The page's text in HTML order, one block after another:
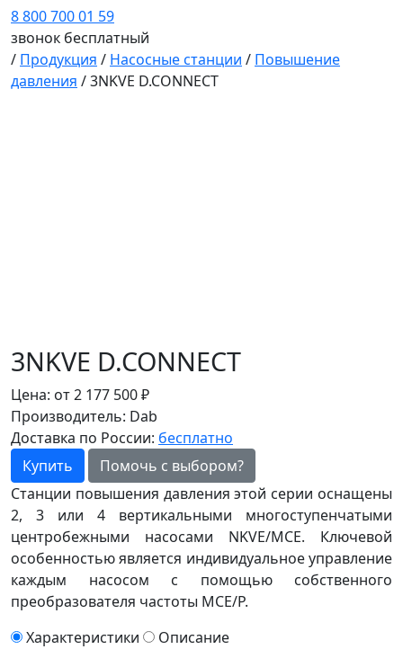
8 800 700 01 59
звонок бесплатный
/ Продукция / Насосные станции / Повышение
давления /3NKVE D.CONNECT
3NKVE D.CONNECT
Цена: от2 177 500₽
Производитель: Dab
Доставка по России: бесплатно
Купить
Помочь с выбором?
Станции повышения давления этой серии оснащены
2, 3 или 4 вертикальными многоступенчатыми
центробежными насосами NKVE/MCE. Ключевой
особенностью является индивидуальное управление
каждым насосом с помощью собственного
преобразователя частоты MCE/P.
Характеристики
Описание